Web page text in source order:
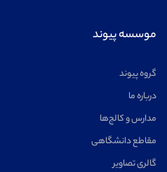
موسسه پیوند
گروه پیوند
درباره ما
مدارس و کالج‌ها
مقاطع دانشگاهی
گالری تصاویر